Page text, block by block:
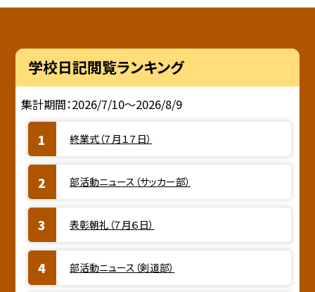
学校日記閲覧ランキング
集計期間：2026/7/10～2026/8/9
終業式（７月１７日）
部活動ニュース（サッカー部）
表彰朝礼（７月６日）
部活動ニュース（剣道部）